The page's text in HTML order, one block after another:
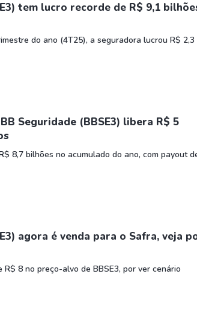
tem lucro recorde de R$ 9,1
do ano (4T25), a seguradora lucrou R$ 2,3
Seguridade (BBSE3) libera R$ 5
8,7 bilhões no acumulado do ano, com payout
agora é venda para o Safra, veja
8 no preço-alvo de BBSE3, por ver cenário